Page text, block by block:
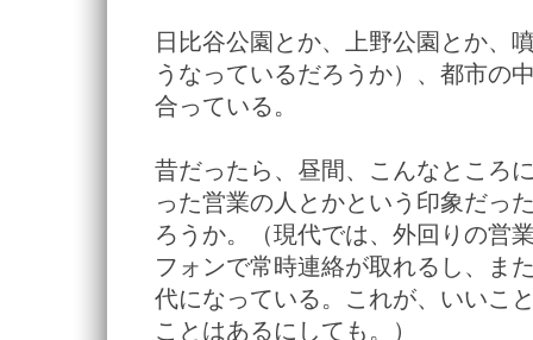
日比谷公園とか、上野公園とか、
うなっているだろうか）、都市の
合っている。
昔だったら、昼間、こんなところ
った営業の人とかという印象だっ
ろうか。（現代では、外回りの営
フォンで常時連絡が取れるし、ま
代になっている。これが、いいこ
ことはあるにしても。）